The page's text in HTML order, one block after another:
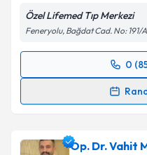
Özel Lifemed Tıp Merkezi
Feneryolu, Bağdat Cad. No: 191/A
0
Randevu Takvimi
takvimOp. Dr. Vahit